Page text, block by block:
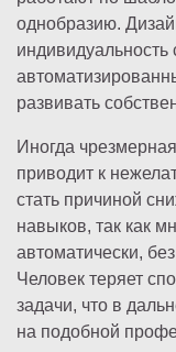
однобразию.
индивидуальность
развивать
Иногда
приводит к
стать причиной
навыков, так как
автоматически,
Человек теряет
задачи, что в
на подобной